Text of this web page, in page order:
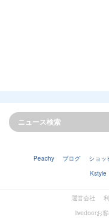
Peachy ブログ ショッ
Kstyle
運営会社
livedoorお